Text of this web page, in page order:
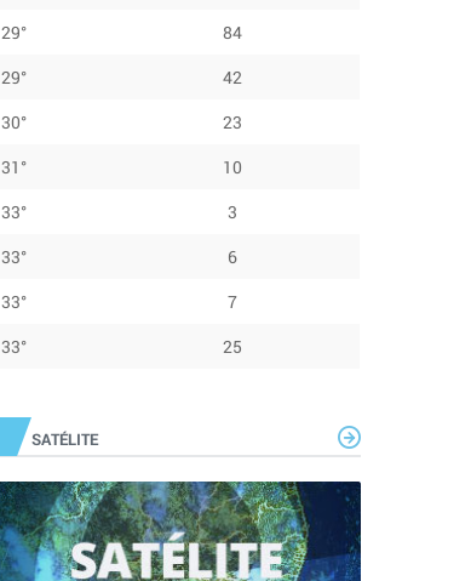
29°
84
29°
42
30°
23
31°
10
33°
3
33°
6
33°
7
33° 25
SATÉLITE